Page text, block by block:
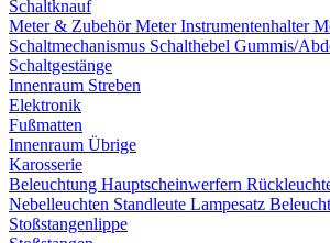
Schaltknauf
Meter & ZubehörMeterInstrumentenhalter
Schaltmechanismus Schalthebel Gummis/
Schaltgestänge
Innenraum Streben
Elektronik
Fußmatten
Innenraum Übrige
Karosserie
Beleuchtung Hauptscheinwerfern
Nebelleuchten Standleute Lampesatz
Stoßstangenlippe